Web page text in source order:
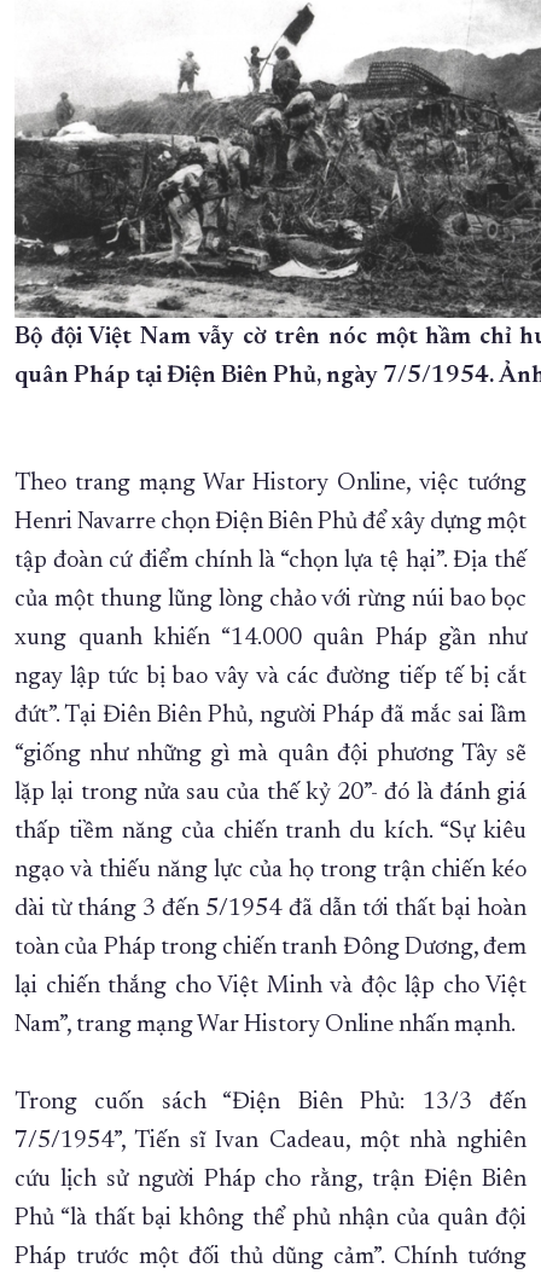
Bộ đội Việt Nam vẫy cờ trên nóc một hầm chỉ
quân Pháp tại Điện Biên Phủ, ngày 7/5/1954.
Theo trang mạng War History Online, việc tướng
Henri Navarre chọn Điện Biên Phủ để xây dựng một
tập đoàn cứ điểm chính là “chọn lựa tệ hại”. Địa thế
của một thung lũng lòng chảo với rừng núi bao bọc
xung quanh khiến “14.000 quân Pháp gần như
ngay lập tức bị bao vây và các đường tiếp tế bị cắt
đứt”. Tại Điên Biên Phủ, người Pháp đã mắc sai lầm
“giống như những gì mà quân đội phương Tây sẽ
lặp lại trong nửa sau của thế kỷ 20”- đó là đánh giá
thấp tiềm năng của chiến tranh du kích. “Sự kiêu
ngạo và thiếu năng lực của họ trong trận chiến kéo
dài từ tháng 3 đến 5/1954 đã dẫn tới thất bại hoàn
toàn của Pháp trong chiến tranh Đông Dương, đem
lại chiến thắng cho Việt Minh và độc lập cho Việt
Nam”, trang mạng War History Online nhấn mạnh.
Trong cuốn sách “Điện Biên Phủ: 13/3 đến
7/5/1954”, Tiến sĩ Ivan Cadeau, một nhà nghiên
cứu lịch sử người Pháp cho rằng, trận Điện Biên
Phủ “là thất bại không thể phủ nhận của quân đội
Pháp trước một đối thủ dũng cảm”. Chính tướng